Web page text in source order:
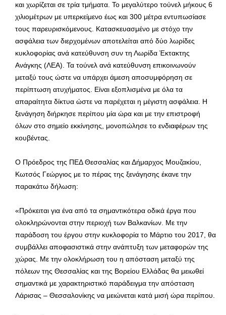
και χωρίζεται σε τρία τμήματα. Το μεγαλύτερο τούνελ μήκους 6
χιλιομέτρων με υπερκείμενο έως και 300 μέτρα εντυπωσίασε
τους παρευρισκόμενους. Κατασκευασμένο με στόχο την
ασφάλεια των διερχομένων αποτελείται από δύο λωρίδες
κυκλοφορίας ανά κατεύθυνση συν τη Λωρίδα Έκτακτης
Ανάγκης (ΛΕΑ). Τα τούνελ ανά κατεύθυνση επικοινωνούν
μεταξύ τους ώστε να υπάρχει άμεση αποσυμφόρηση σε
περίπτωση ατυχήματος. Είναι εξοπλισμένα με όλα τα
απαραίτητα δίκτυα ώστε να παρέχεται η μέγιστη ασφάλεια. Η
ξενάγηση διήρκησε περίπου μία ώρα και με την επιστροφή
όλων στο σημείο εκκίνησης, μονοπώλησε το ενδιαφέρων της
κουβέντας.
Ο Πρόεδρος της ΠΕΔ Θεσσαλίας και Δήμαρχος Μουζακίου,
Κωτσός Γεώργιος με το πέρας της ξενάγησης έκανε την
παρακάτω δήλωση:
«Πρόκειται για ένα από τα σημαντικότερα οδικά έργα που
ολοκληρώνονται στην περιοχή των Βαλκανίων. Με την
παράδοση του έργου στην κυκλοφορία το Μάρτιο του 2017, θα
συμβάλλει αποφασιστικά στην ανάπτυξη των μεταφορών της
χώρας. Με την ολοκλήρωση του η απόσταση μεταξύ της
πόλεων της Θεσσαλίας και της Βορείου Ελλάδας θα μειωθεί
σημαντικά με χαρακτηριστικό παράδειγμα την απόσταση
Λάρισας – Θεσσαλονίκης να μειώνεται κατά μισή ώρα περίπου.